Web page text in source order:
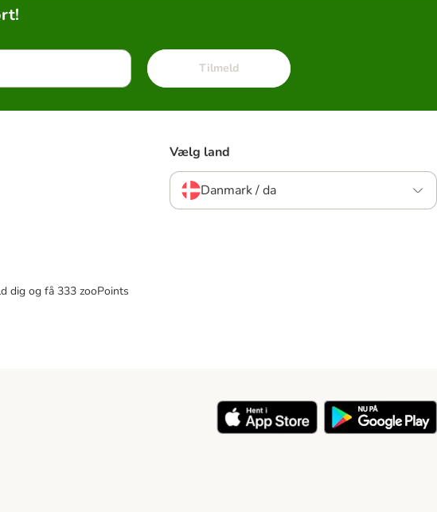
Tilmeld
dig og få 333 zooPoints
Vælg land
Danmark / da